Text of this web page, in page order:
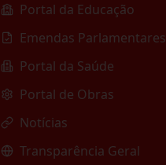
Portal da Educação
Emendas Parlamentares
Portal da Saúde
Portal de Obras
Notícias
Transparência Geral